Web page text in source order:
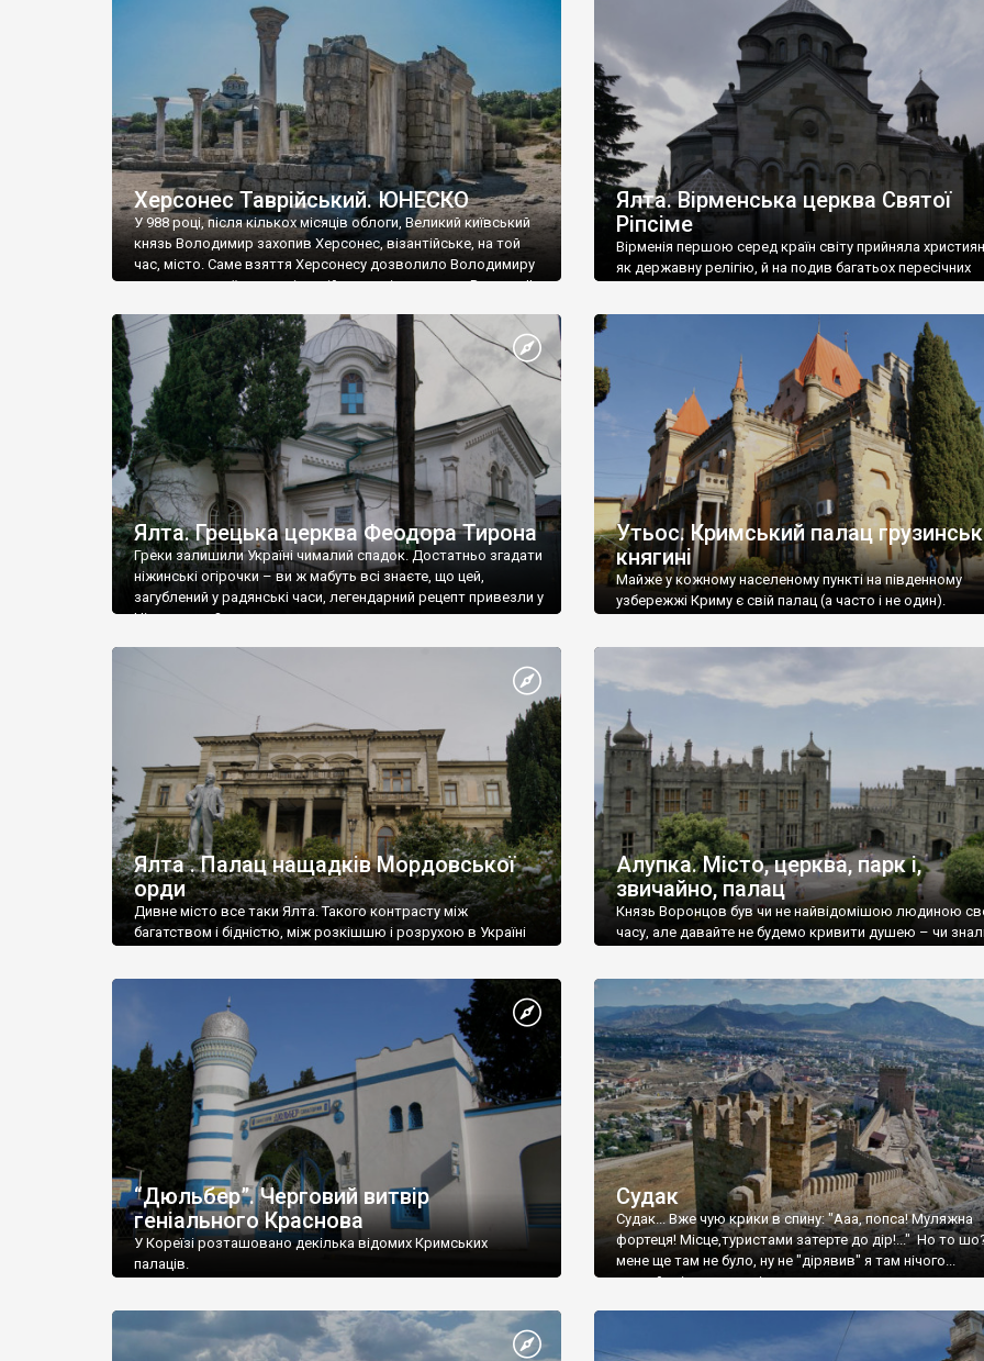
візантійської доби. Раритети викрадені з фондів об’єкту
культурної спадщини ЮНЕСКО «Херсонеса Таврійського».
Офіційно – на виставку «Золото Візантії», але експерти та
влада в Україні вважають це лише […]
називаються «повстяками» (postaki)…” “Вино. Крим
виробляє відмінне вино і його вдосталь: воно все
легке біле і дуже […]
Херсонес Таврійський. ЮНЕСКО
У 988 році, після кількох місяців облоги, Великий київський
князь Володимир захопив Херсонес, візантійське, на той
час, місто. Саме взяття Херсонесу дозволило Володимиру
диктувати свої умови візантійському імператору Василю ІІ,
Херсонесі Володимир-язичник, став Василем-
християнином. А потім було Хрещення Русі. На честь
Херсонесу Таврійського названо місто […]
Ялта. Вірменська церква Святої
Ріпсіме
Вірменія першою серед країн світу прийняла
як державну релігію, й на подив багатьох пересічних
Ялта. Грецька церква Феодора Тирона
Греки залишили Україні чималий спадок. Достатньо згадати
ніжинські огірочки – ви ж мабуть всі знаєте, що цей,
загублений у радянські часи, легендарний рецепт привезли у
Ніжин греки?
Утьос. Кримський палац
княгині
Майже у кожному населеному пункті на південному
узбережжі Криму є свій палац (а часто і не один).
Ялта . Палац нащадків Мордовської
орди
Дивне місто все таки Ялта. Такого контрасту між
багатством і бідністю, між розкішшю і розрухою в Україні
Алупка. Місто, церква, парк і,
звичайно, палац
Князь Воронцов був чи не найвідомішою людиною
часу, але давайте не будемо кривити душею – чи
“Дюльбер”. Черговий витвір
геніального Краснова
У Кореїзі розташовано декілька відомих Кримських
палаців.
Судак
Судак... Вже чую крики в спину: "Ааа, попса! Муляжна
фортеця! Місце,туристами затерте до дір!..." Но то
мене ще там не було, ну не "дірявив" я там нічого...
принаймні до цього літа.